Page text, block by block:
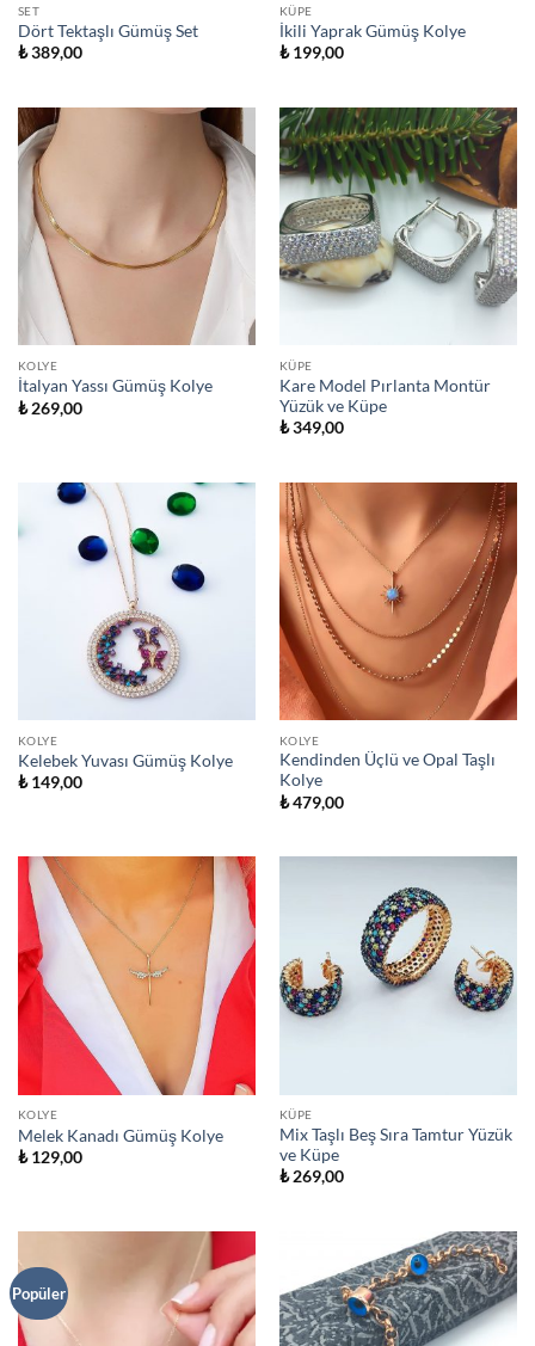
SET
Dört Tektaşlı Gümüş Set
₺389,00
KÜPE
İkili Yaprak Gümüş Kolye
₺199,00
KOLYE
İtalyan Yassı Gümüş Kolye
₺269,00
KÜPE
Kare Model Pırlanta Montür
Yüzük ve Küpe
₺349,00
KOLYE
Kelebek Yuvası Gümüş Kolye
₺149,00
KOLYE
Kendinden Üçlü ve Opal Taşlı
Kolye
₺479,00
KOLYE
Melek Kanadı Gümüş Kolye
₺129,00
KÜPE
Mix Taşlı Beş Sıra Tamtur Yüzük
ve Küpe
₺269,00
Popüler